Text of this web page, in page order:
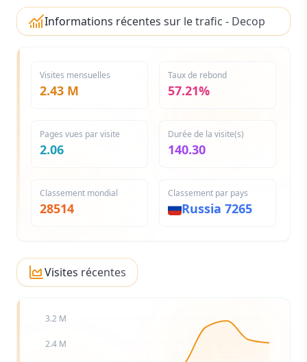
Informations récentes sur le trafic - Decopy
AI
Visites mensuelles
2.43 M
Taux de rebond
57.21%
Pages vues par visite
2.06
Durée de la visite(s)
140.30
Classement mondial
28514
Classement par pays
Russia 7265
Visites récentes
2.4 M
3.2 M